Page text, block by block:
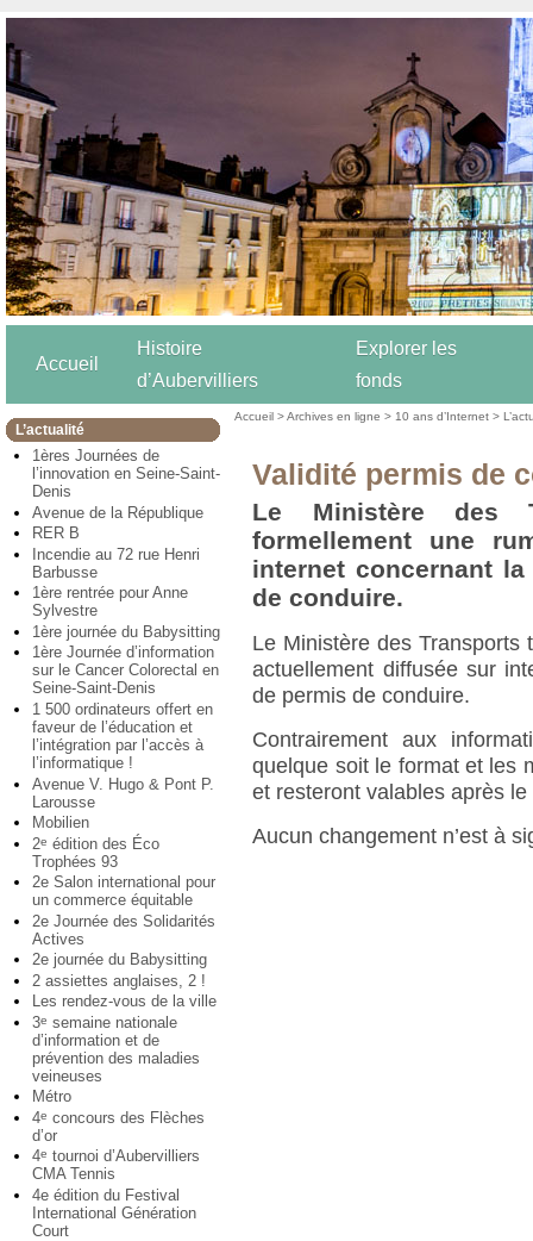
Accueil
Histoire
d’Aubervilliers
Explorer les
fonds
L’actualité
1ères Journées de
l’innovation en Seine-Saint-
Denis
Avenue de la République
RER B
Incendie au 72 rue Henri
Barbusse
1ère rentrée pour Anne
Sylvestre
1ère journée du Babysitting
1ère Journée d’information
sur le Cancer Colorectal en
Seine-Saint-Denis
1 500 ordinateurs offert en
faveur de l’éducation et
l’intégration par l’accès à
l’informatique !
Avenue V. Hugo & Pont P.
Larousse
Mobilien
2e édition des Éco
Trophées 93
2e Salon international pour
un commerce équitable
2e Journée des Solidarités
Actives
2e journée du Babysitting
2 assiettes anglaises, 2 !
Les rendez-vous de la ville
3e semaine nationale
d’information et de
prévention des maladies
veineuses
Métro
4e concours des Flèches
d’or
4e tournoi d’Aubervilliers
CMA Tennis
4e édition du Festival
International Génération
Court
Accueil >Archives en ligne > 10 ans d’Internet >
Validité permis de
Le Ministère des
formellement une
internet concernant
de conduire.
Le Ministère des Transports
actuellement diffusée sur
de permis de conduire.
Contrairement aux
quelque soit le format et les
et resteront valables après
Aucun changement n’est à